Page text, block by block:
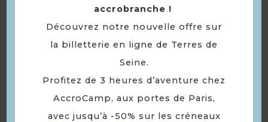
Retourner
à la sélection
accrobranche !
Découvrez notre nouvelle offre sur
la billetterie en ligne de Terres de
Seine.
Profitez de 3 heures d’aventure chez
AccroCamp, aux portes de Paris,
avec jusqu’à -50% sur les créneaux